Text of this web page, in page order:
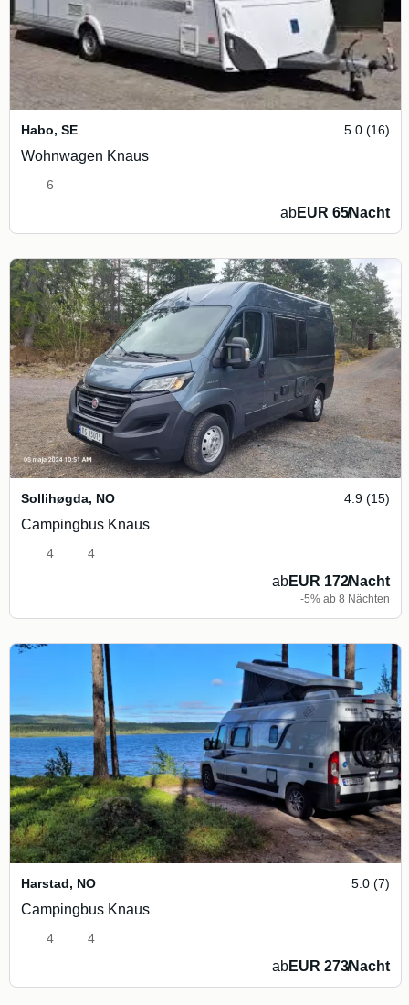
Habo, SE 5.0 (16)
Wohnwagen Knaus
6
abEUR 65/Nacht
Sollihøgda, NO 4.9 (15)
Campingbus Knaus
4 4
abEUR 172/Nacht
-5% ab 8 Nächten
Harstad, NO 5.0 (7)
Campingbus Knaus
4 4
abEUR 273/Nacht